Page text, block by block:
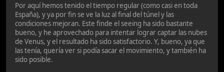
Por aquí hemos tenido el tiempo regular (como casi en toda
España), y ya por fin se ve la luz al final del túnel y las
condiciones mejoran. Este finde el seeing ha sido bastante
bueno, y he aprovechado para intentar lograr captar las nubes
de Venus, y el resultado ha sido satisfactorio. Y, bueno, ya que
las tenía, quería ver si podía sacar el movimiento, y también ha
sido posible.